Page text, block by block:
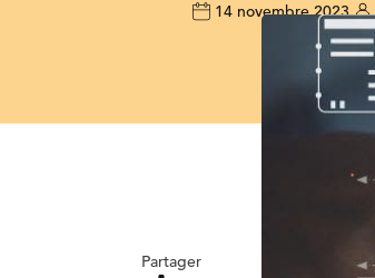
14 novembre 2023
Partager